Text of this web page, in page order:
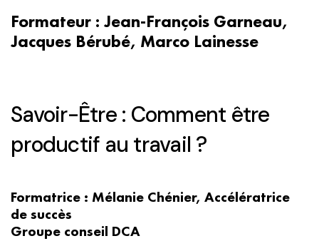
:
Formation
Formateur : Jean-François Garneau,
Jacques Bérubé, Marco Lainesse
Savoir-Être : Comment être
productif au travail ?
Formatrice : Mélanie Chénier, Accélératrice
de succès
Groupe conseil DCA